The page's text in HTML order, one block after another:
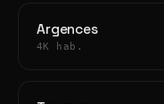
Argences
4K hab.